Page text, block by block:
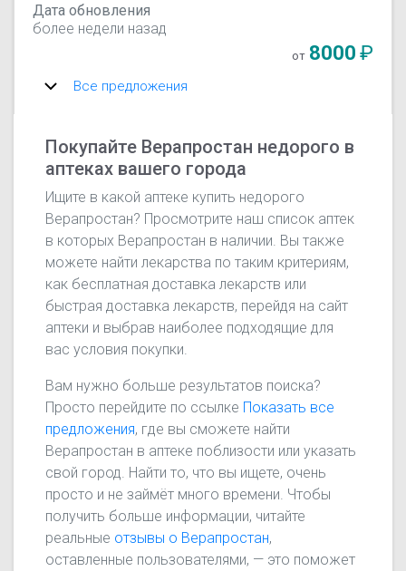
Дата обновления
более недели назад
от 8000₽
Все предложения
Покупайте Верапростан недорого в
аптеках вашего города
Ищите в какой аптеке купить недорого
Верапростан? Просмотрите наш список аптек
в которых Верапростан в наличии. Вы также
можете найти лекарства по таким критериям,
как бесплатная доставка лекарств или
быстрая доставка лекарств, перейдя на сайт
аптеки и выбрав наиболее подходящие для
вас условия покупки.
Вам нужно больше результатов поиска?
Просто перейдите по ссылке Показать все
предложения, где вы сможете найти
Верапростан в аптеке поблизости или указать
свой город. Найти то, что вы ищете, очень
просто и не займёт много времени. Чтобы
получить больше информации, читайте
реальные отзывы о Верапростан,
оставленные пользователями, — это поможет